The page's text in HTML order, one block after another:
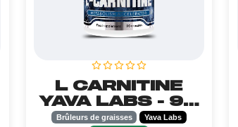
L CARNITINE
YAVA LABS - 90
CAPSULES
Brûleurs de graisses
Yava Labs